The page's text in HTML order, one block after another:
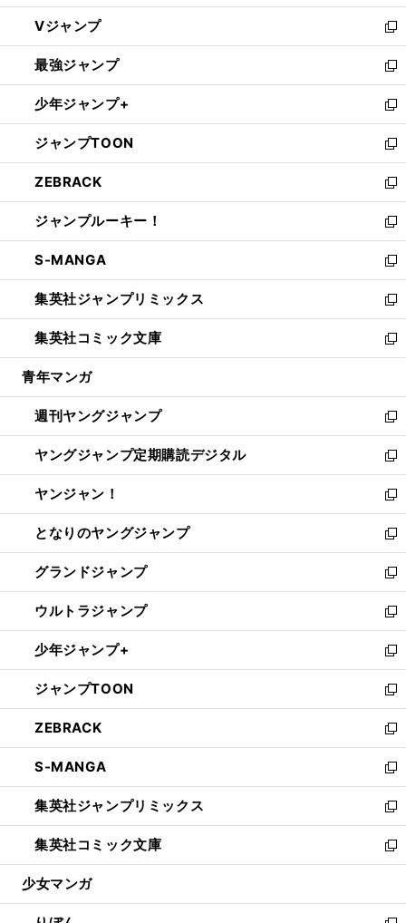
ウ
ィ
ン
ド
ウ
で
開
く
し
い
ウ
ィ
ン
ド
ウ
で
開
く
Vジャンプ
新
し
い
ウ
ィ
ン
ド
ウ
で
開
く
最強ジャンプ
新
し
い
ウ
ィ
ン
ド
ウ
で
開
く
少年ジャンプ+
新
し
い
ウ
ィ
ン
ド
ウ
で
開
く
ジャンプTOON
新
し
い
ウ
ィ
ン
ド
ウ
で
開
く
ZEBRACK
新
し
い
ウ
ィ
ン
ド
ウ
で
開
ジャンプルーキー！
新
し
い
ウ
ィ
ン
ド
ウ
開
く
S-MANGA
新
し
い
ウ
ィ
ン
ウ
で
開
く
集英社ジャンプリミックス
新
し
い
ウ
ン
ド
ウ
で
開
く
集英社コミック文庫
新
し
ウ
ィ
ン
ド
ウ
で
開
く
青年マンガ
週刊ヤングジャンプ
新
し
い
ウ
ィ
ン
ド
ウ
で
開
く
ヤングジャンプ定期購読デジタル
新
し
い
ウ
ィ
ン
ド
ウ
で
開
く
ヤンジャン！
新
し
い
ウ
ィ
ン
ド
ウ
で
開
く
となりのヤングジャンプ
新
し
い
ウ
ィ
ン
ド
ウ
で
開
く
グランドジャンプ
新
し
い
ウ
ィ
ン
ド
ウ
で
開
く
ウルトラジャンプ
新
し
い
ウ
ィ
ン
ド
ウ
で
開
く
少年ジャンプ+
新
し
い
ウ
ィ
ン
ド
ウ
で
開
く
ジャンプTOON
新
し
い
ウ
ィ
ン
ド
ウ
で
開
ZEBRACK
新
し
い
ウ
ィ
ン
ド
ウ
開
S-MANGA
新
し
い
ウ
ィ
ン
ウ
集英社ジャンプリミックス
新
し
い
ウ
ン
集英社コミック文庫
新
し
ウ
少女マンガ